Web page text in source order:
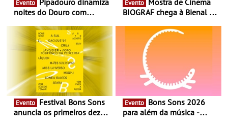
Evento
noites do Douro com
vinho, gastronomia e
música
Evento
BIOGRAF chega à Bienal de
Documentário, ensaio
fílmico e práticas artísticas
Evento
anuncia os primeiros dez
Evento
para além da música -